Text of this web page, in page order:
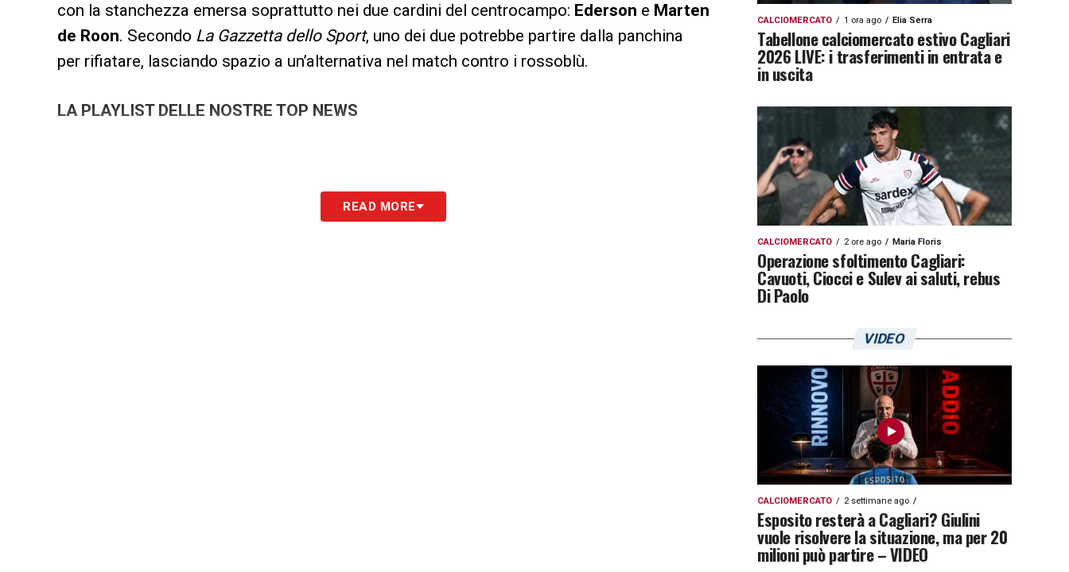
con la stanchezza emersa soprattutto nei due cardini del centrocampo: Ederson e Marten
de Roon. Secondo La Gazzetta dello Sport, uno dei due potrebbe partire dalla panchina
per rifiatare, lasciando spazio a un’alternativa nel match contro i rossoblù.
LA PLAYLIST DELLE NOSTRE TOP NEWS
READ MORE
CALCIOMERCATO 1 ora ago Elia Serra
Tabellone calciomercato estivo Cagliari
2026 LIVE: i trasferimenti in entrata e
in uscita
CALCIOMERCATO 2 ore ago Maria Floris
Operazione sfoltimento Cagliari:
Cavuoti, Ciocci e Sulev ai saluti, rebus
Di Paolo
VIDEO
CALCIOMERCATO 2 settimane ago
Esposito resterà a Cagliari? Giulini
vuole risolvere la situazione, ma per 20
milioni può partire – VIDEO